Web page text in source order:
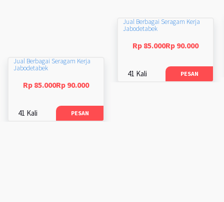
Jual Berbagai Seragam Kerja
Jabodetabek
Rp 85.000Rp 90.000
41 Kali PESAN
Jual Berbagai Seragam Kerja
Jabodetabek
Rp 85.000Rp 90.000
41 Kali PESAN